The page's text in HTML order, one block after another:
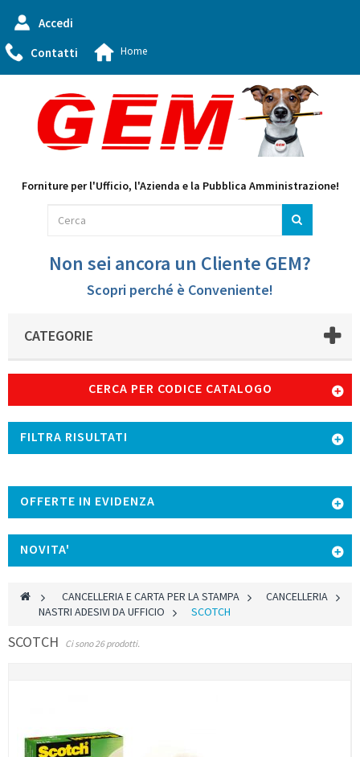
Accedi
Contatti
Home
Forniture per l'Ufficio, l'Azienda e la Pubblica Amministrazione!
Non sei ancora un Cliente GEM?
Scopri perché è Conveniente!
CATEGORIE
CERCA PER CODICE CATALOGO
FILTRA RISULTATI
OFFERTE IN EVIDENZA
NOVITA'
> CANCELLERIA E CARTA PER LA STAMPA >
CANCELLERIA
NASTRI ADESIVI DA UFFICIO > SCOTCH
SCOTCH Ci sono 26 prodotti.